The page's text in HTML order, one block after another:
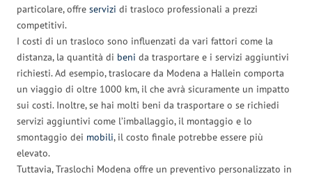
particolare, offre servizi di trasloco professionali a prezzi
competitivi.
I costi di un trasloco sono influenzati da vari fattori come la
distanza, la quantità di beni da trasportare e i servizi aggiuntivi
richiesti. Ad esempio, traslocare da Modena a Hallein comporta
un viaggio di oltre 1000 km, il che avrà sicuramente un impatto
sui costi. Inoltre, se hai molti beni da trasportare o se richiedi
servizi aggiuntivi come l’imballaggio, il montaggio e lo
smontaggio dei mobili, il costo finale potrebbe essere più
elevato.
Tuttavia, Traslochi Modena offre un preventivo personalizzato in